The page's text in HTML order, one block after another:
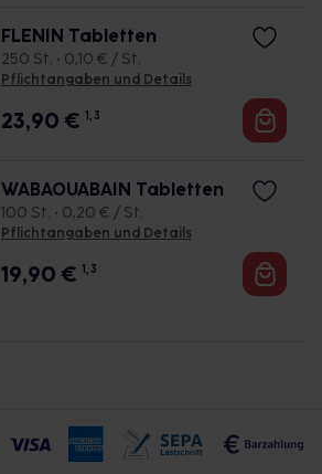
FLENIN Tabletten
250 St. • 0,10 € / St.
Pflichtangaben und Details
23,90 € 1, 3
WABAOUABAIN Tabletten
100 St. • 0,20 € / St.
Pflichtangaben und Details
19,90 € 1, 3